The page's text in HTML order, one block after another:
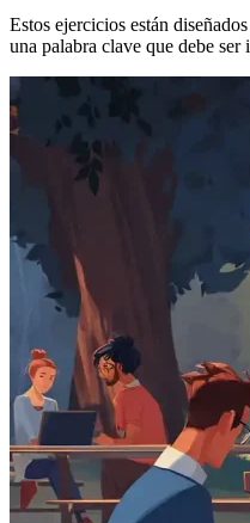
Estos ejercicios están
una palabra clave que debe